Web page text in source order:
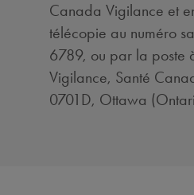
Canada Vigilance et
télécopie au numéro
6789, ou par la poste
Vigilance, Santé
0701D, Ottawa